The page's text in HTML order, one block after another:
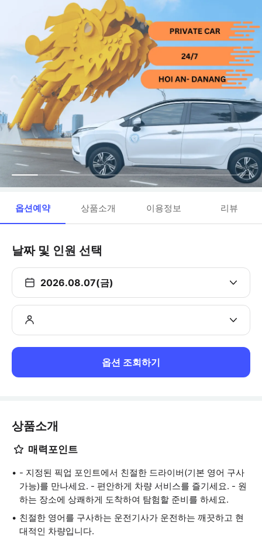
옵션예약 상품소개 이용정보 리뷰
날짜 및 인원 선택
2026.08.07(금)
옵션 조회하기
상품소개
매력포인트
- 지정된 픽업 포인트에서 친절한 드라이버(기본 영어 구사
가능)를 만나세요. - 편안하게 차량 서비스를 즐기세요. - 원
하는 장소에 상쾌하게 도착하여 탐험할 준비를 하세요.
친절한 영어를 구사하는 운전기사가 운전하는 깨끗하고 현
대적인 차량입니다.